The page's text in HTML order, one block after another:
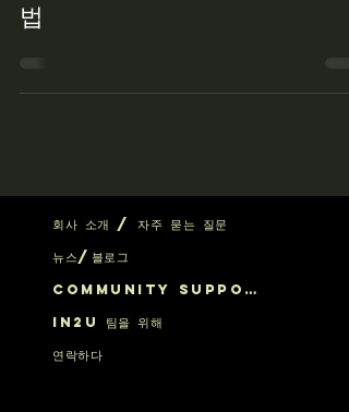
법
회사 소개 / 자주 묻는 질문
뉴스/블로그
Community Support
IN2U 팀을 위해
연락하다